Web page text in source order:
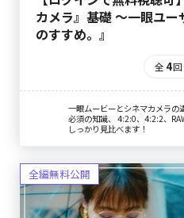
カメラ』基礎 〜一眼ユ
のすすめ。』
全 4回
一眼ムービーとシネマカメラの
必須の知識、 4:2:0、4:2:2、
しっかり見比べます！